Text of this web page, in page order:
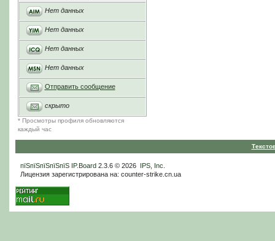
Нет данных
Нет данных
Нет данных
Нет данных
Отправить сообщение
скрыто
* Просмотры профиля обновляются
каждый час
пїЅпїЅпїЅпїЅпїЅ IP.Board2.3.6 © 2026 IPS, Inc
Лицензия зарегистрирована на: counter-strike.cn.ua